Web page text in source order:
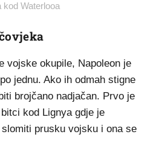
kod Waterlooa
vojske okupile, Napoleon je
jednu. Ako ih odmah stigne
brojčano nadjačan. Prvo je
kod Lignya gdje je
prusku vojsku i ona se